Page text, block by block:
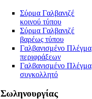
Σύρμα Γαλβανιζέ
κοινού τύπου
Σύρμα Γαλβανιζέ
βαρέως τύπου
Γαλβανισμένο Πλέγμα
περιφράξεων
Γαλβανισμένο Πλέγμα
συγκολλητό
Σωληνουργίας